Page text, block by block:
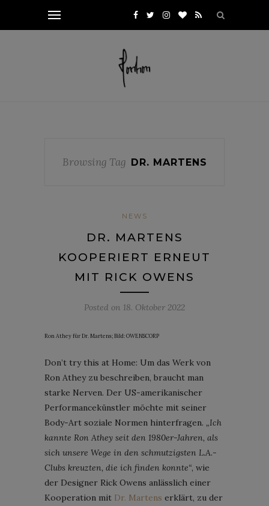
Browsing Tag DR. MARTENS
NEWS
DR. MARTENS
KOOPERIERT ERNEUT
MIT RICK OWENS
Posted on 18. Oktober 2022
Ron Athey für Dr. Martens; Bild: OWENSCORP
Don’t try this at Home: Um das Werk von
Ron Athey zu beschreiben, braucht man
starke Nerven. Der US-amerikanischer
Performancekünstler möchte mit seiner
Body-Art soziale Normen hinterfragen. „Ich
kannte Ron Athey seit den 1980er-Jahren, als
sich unsere Wege in den schmutzigsten L.A.-
Clubs kreuzten, die ich finden konnte“, wie
der Designer Rick Owens anlässlich einer
Kooperation mit Dr. Martens erklärt, zu der